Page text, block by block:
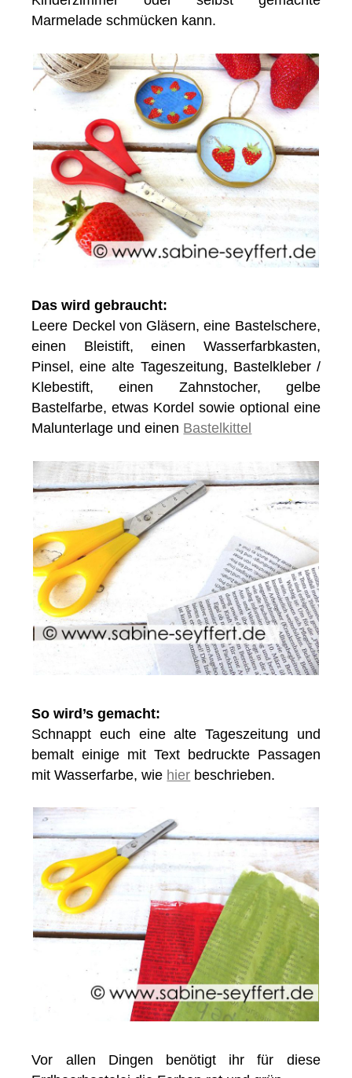
Marmelade schmücken kann.
Das wird gebraucht:
Leere Deckel von Gläsern, eine Bastelschere,
einen Bleistift, einen Wasserfarbkasten,
Pinsel, eine alte Tageszeitung, Bastelkleber /
Klebestift, einen Zahnstocher, gelbe
Bastelfarbe, etwas Kordel sowie optional eine
Malunterlage und einen Bastelkittel
So wird’s gemacht:
Schnappt euch eine alte Tageszeitung und
bemalt einige mit Text bedruckte Passagen
mit Wasserfarbe, wie hier beschrieben.
Vor allen Dingen benötigt ihr für diese